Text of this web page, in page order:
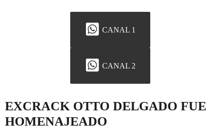
CANAL 1
CANAL 2
EXCRACK OTTO DELGADO FUE
HOMENAJEADO